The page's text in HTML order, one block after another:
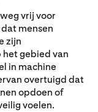
vrij voor
dat mensen
zijn
gebied van
in machine
overtuigd dat
opdoen of
voelen.